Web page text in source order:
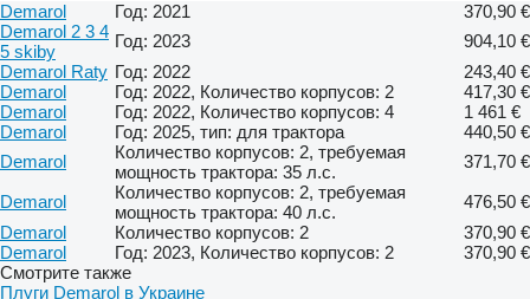
Demarol Год: 2021
370,90 €
Demarol 2 3 4
5 skiby
Год: 2023
904,10 €
Demarol Raty Год: 2022
243,40 €
Demarol
Год: 2022, Количество корпусов: 2
417,30 €
Demarol
Год: 2022, Количество корпусов: 4
1 461 €
Demarol
Год: 2025, тип: для трактора
440,50 €
Demarol
Количество корпусов: 2, требуемая
мощность трактора: 35 л.с.
371,70 €
Demarol
Количество корпусов: 2, требуемая
мощность трактора: 40 л.с.
476,50 €
Demarol
Количество корпусов: 2
370,90 €
Demarol
Год: 2023, Количество корпусов: 2
370,90 €
Смотрите также
Плуги Demarol в Украине